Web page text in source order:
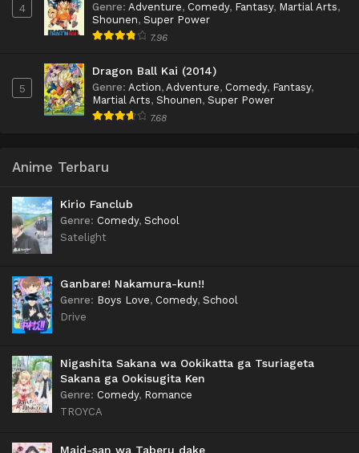
4 Genre: Adventure, Comedy, Fantasy, Martial Arts,
Shounen, Super Power
7.96
5
Dragon Ball Kai (2014)
Genre: Action, Adventure, Comedy, Fantasy,
Martial Arts, Shounen, Super Power
7.68
Anime Terbaru
Kirio Fanclub
Genre: Comedy, School
Satelight
Ganbare! Nakamura-kun!!
Genre: Boys Love, Comedy, School
Drive
Nigashita Sakana wa Ookikatta ga Tsuriageta
Sakana ga Ookisugita Ken
Genre: Comedy, Romance
TROYCA
Maid-san wa Taberu dake